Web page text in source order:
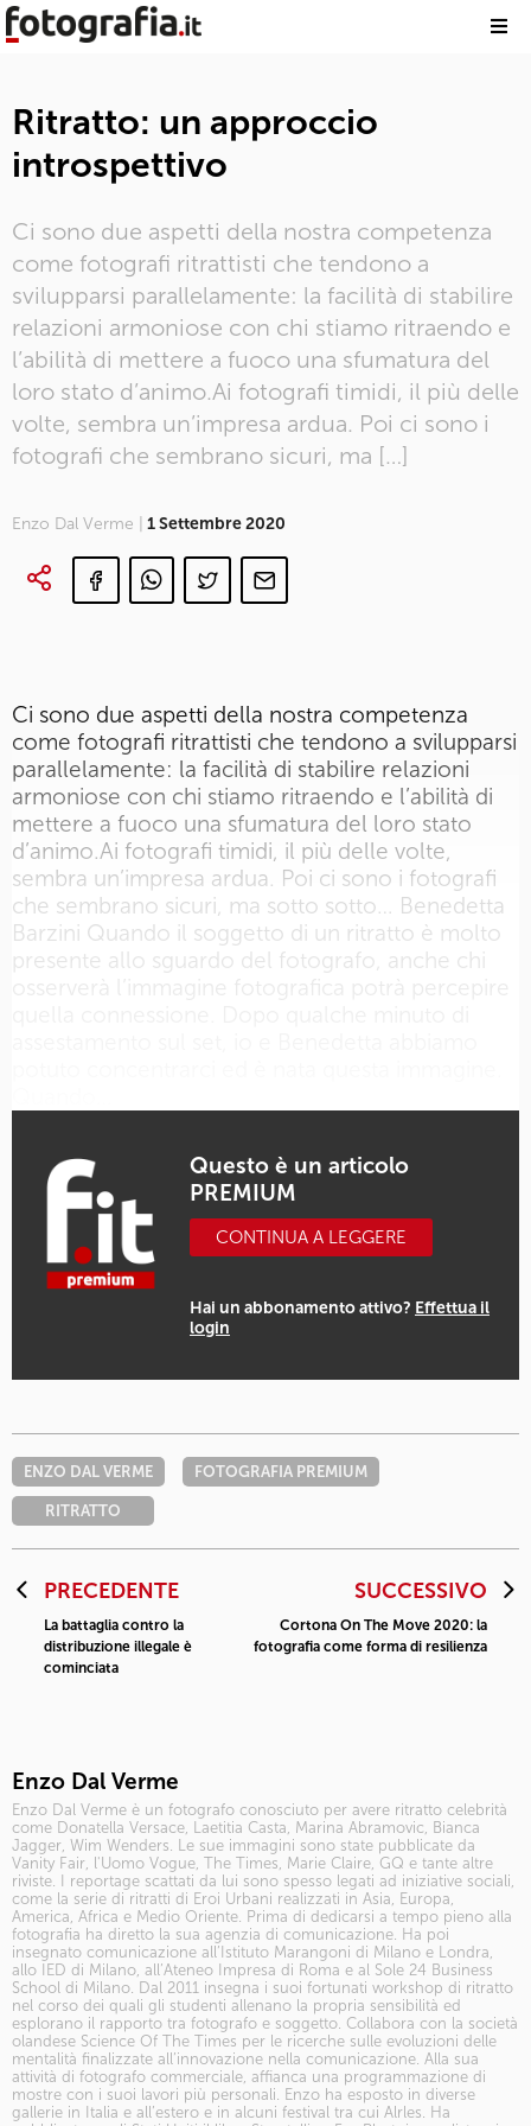
Ritratto: un approccio
introspettivo
Ci sono due aspetti della nostra competenza
come fotografi ritrattisti che tendono a
svilupparsi parallelamente: la facilità di stabilire
relazioni armoniose con chi stiamo ritraendo e
l’abilità di mettere a fuoco una sfumatura del
loro stato d’animo.Ai fotografi timidi, il più delle
volte, sembra un’impresa ardua. Poi ci sono i
fotografi che sembrano sicuri, ma […]
Enzo Dal Verme | 1 Settembre 2020
Ci sono due aspetti della nostra competenza
come fotografi ritrattisti che tendono a svilupparsi
parallelamente: la facilità di stabilire relazioni
armoniose con chi stiamo ritraendo e l’abilità di
mettere a fuoco una sfumatura del loro stato
d’animo.Ai fotografi timidi, il più delle volte,
sembra un’impresa ardua. Poi ci sono i fotografi
che sembrano sicuri, ma sotto sotto… Benedetta
Barzini Quando il soggetto di un ritratto è molto
presente allo sguardo del fotografo, anche chi
Questo è un articolo
PREMIUM
CONTINUA A LEGGERE
Hai un abbonamento attivo? Effettua il
login
ENZO DAL VERME FOTOGRAFIA PREMIUM
RITRATTO
PRECEDENTE
La battaglia contro la
distribuzione illegale è
cominciata
SUCCESSIVO
Cortona On The Move 2020: la
fotografia come forma di resilienza
Enzo Dal Verme
Enzo Dal Verme è un fotografo conosciuto per avere ritratto celebrità
come Donatella Versace, Laetitia Casta, Marina Abramovic, Bianca
Jagger, Wim Wenders. Le sue immagini sono state pubblicate da
Vanity Fair, l'Uomo Vogue, The Times, Marie Claire, GQ e tante altre
riviste. I reportage scattati da lui sono spesso legati ad iniziative sociali,
come la serie di ritratti di Eroi Urbani realizzati in Asia, Europa,
America, Africa e Medio Oriente. Prima di dedicarsi a tempo pieno alla
fotografia ha diretto la sua agenzia di comunicazione. Ha poi
insegnato comunicazione all’Istituto Marangoni di Milano e Londra,
allo IED di Milano, all’Ateneo Impresa di Roma e al Sole 24 Business
School di Milano. Dal 2011 insegna i suoi fortunati workshop di ritratto
nel corso dei quali gli studenti allenano la propria sensibilità ed
esplorano il rapporto tra fotografo e soggetto. Collabora con la società
olandese Science Of The Times per le ricerche sulle evoluzioni delle
mentalità finalizzate all’innovazione nella comunicazione. Alla sua
attività di fotografo commerciale, affianca una programmazione di
mostre con i suoi lavori più personali. Enzo ha esposto in diverse
gallerie in Italia e all’estero e in alcuni festival tra cui Alrles. Ha